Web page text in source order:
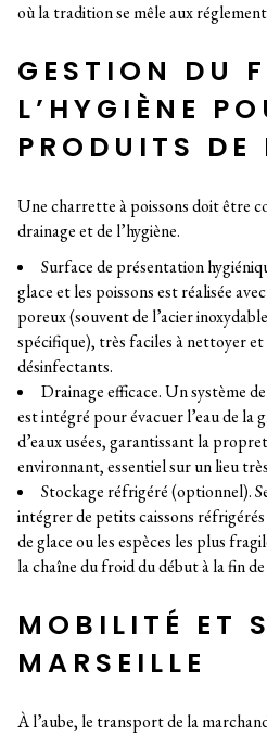
où la tradition se mêle aux
GESTION DU
L’HYGIÈNE
PRODUITS DE
Une charrette à poissons doit être
drainage et de l’hygiène.
Surface de présentation
glace et les poissons est réalisée
poreux (souvent de l’acier
spécifique), très faciles à nettoyer
désinfectants.
Drainage efficace. Un système
est intégré pour évacuer l’eau de la
d’eaux usées, garantissant la
environnant, essentiel sur un lieu
Stockage réfrigéré (optionnel).
intégrer de petits caissons
de glace ou les espèces les plus
la chaîne du froid du début à la fin
MOBILITÉ ET
MARSEILLE
À l’aube, le transport de la